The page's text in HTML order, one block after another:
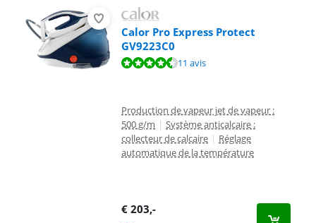
Calor Pro Express Protect
GV9223C0
La note est de 9,0 sur 10, basée sur 11 avis.11 avis
Production de vapeur jet de vapeur :
500 g/m | Système anticalcaire :
collecteur de calcaire | Réglage
automatique de la température
€ 203,-